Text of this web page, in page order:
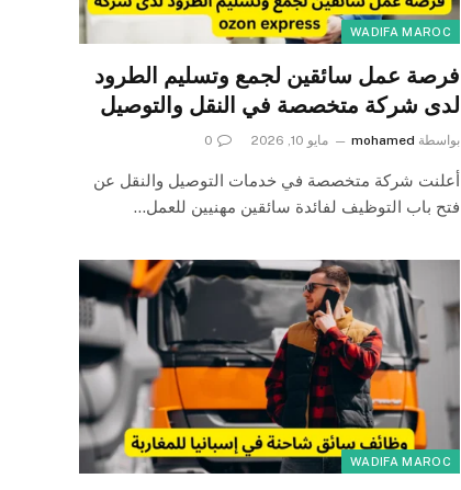
WADIFA MAROC
فرصة عمل سائقين لجمع وتسليم الطرود
لدى شركة متخصصة في النقل والتوصيل
بواسطة mohamed مايو 10, 2026 0
أعلنت شركة متخصصة في خدمات التوصيل والنقل عن
فتح باب التوظيف لفائدة سائقين مهنيين للعمل…
WADIFA MAROC